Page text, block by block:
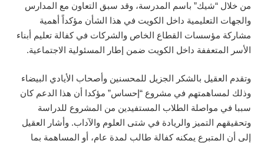
من خلال “شيك” باسم المدرسة، وقد سبق التعاون مع المدارس
والجهات التعليمية داخل الكويت في هذا الشأن مؤكداً أهمية
مشاركة مؤسسات القطاع الخاص والشركات في كفالة تعليم أبناء
الأسر المتعففة داخل الكويت ضمن إطار المسئولية الاجتماعية.
وتقدم العقيل بالشكر الجزيل للمحسنين وأصحاب الأيادي البيضاء
وذلك لمساهمتهم في مشروع “إحساس” مؤكدا أن هذا الدعم كان
سببا في مواصلة الطلاب المستفيدين من المشروع للدراسة
وتحقيقهم التميز والريادة في شتى العلوم والآداب. وأشار العقيل
إلى أن المتبرع يمكنه كفالة طالب لمدة عام، أو المساهمة بما